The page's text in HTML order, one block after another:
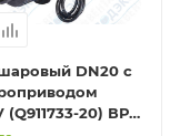
DN20 с
(Q911733-20) ВР